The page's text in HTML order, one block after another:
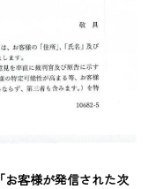
「お客様が発信された次